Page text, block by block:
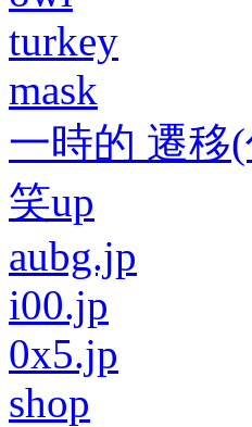
turkey
mask
一時的 遷移
笑up
aubg.jp
i00.jp
0x5.jp
shop